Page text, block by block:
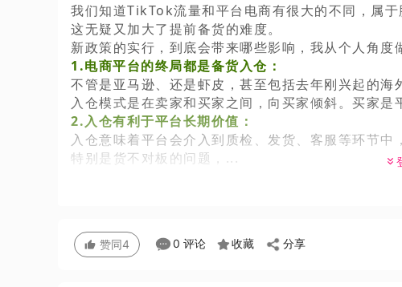
我们知道TikTok流量和平台电商有很大的不同， 属
这无疑又加大了提前备货的难度。
新政策的实行，到底会带来哪些影响，我从个人角度
1.电商平台的终局都是备货入仓：
不管是亚马逊、还是虾皮，甚至包括去年刚兴起的海
入仓模式是在卖家和买家之间，向买家倾斜。买家是
2.入仓有利于平台长期价值：
入仓意味着平台会介入到质检、发货、客服等环节中
特别是货不对板的问题，...
赞同4 0 评论 收藏 分享